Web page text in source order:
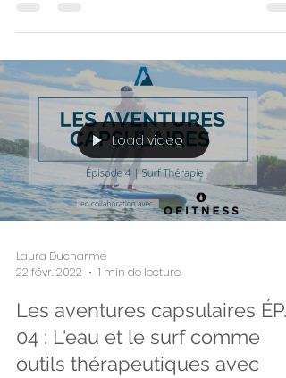
Load video
Laura Ducharme
22 févr. 2022
1 min de lecture
Les aventures capsulaires ÉP.
04 : L'eau et le surf comme
outils thérapeutiques avec